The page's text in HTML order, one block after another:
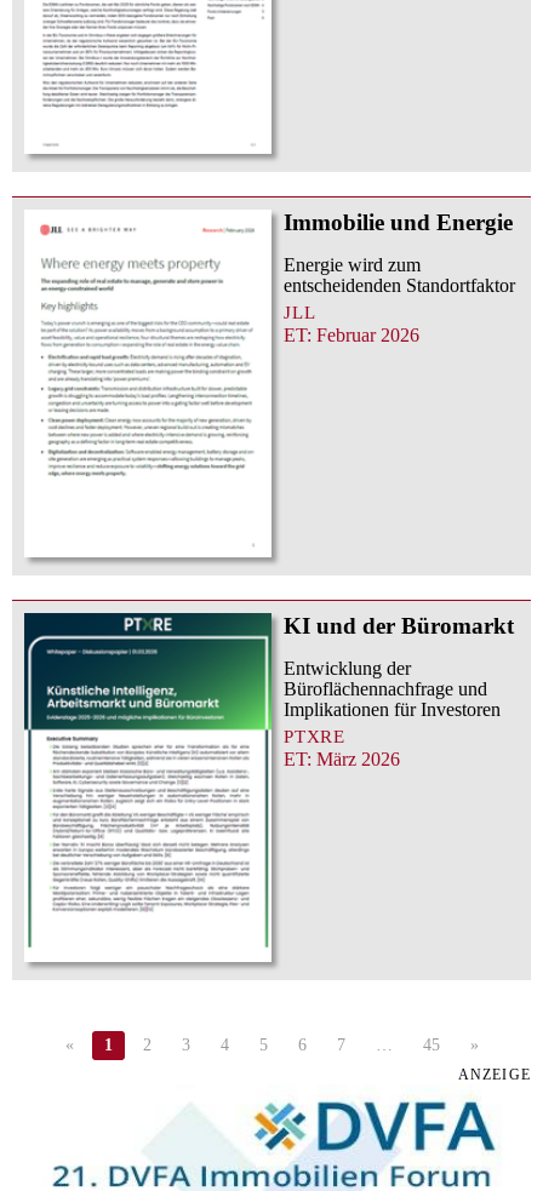
Immobilie und Energie
Energie wird zum
entscheidenden Standortfaktor
JLL
ET: Februar 2026
KI und der Büromarkt
Entwicklung der
Büroflächennachfrage und
Implikationen für Investoren
PTXRE
ET: März 2026
« 1 2 3 4 5 6 7 45 »
ANZEIGE